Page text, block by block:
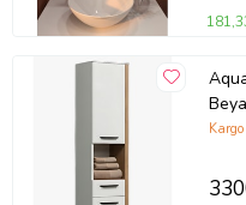
hizmetlerimizden
alabilirsiniz.
Teslimat adresinin
süresinde
gecikmelerden
Ürünleri teslim
veya yırtık
almadığınıza dair